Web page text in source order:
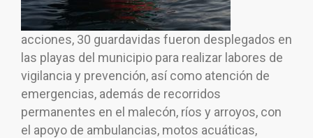
acciones, 30 guardavidas fueron desplegados en
las playas del municipio para realizar labores de
vigilancia y prevención, así como atención de
emergencias, además de recorridos
permanentes en el malecón, ríos y arroyos, con
el apoyo de ambulancias, motos acuáticas,